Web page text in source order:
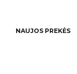
NAUJOS PREKĖS